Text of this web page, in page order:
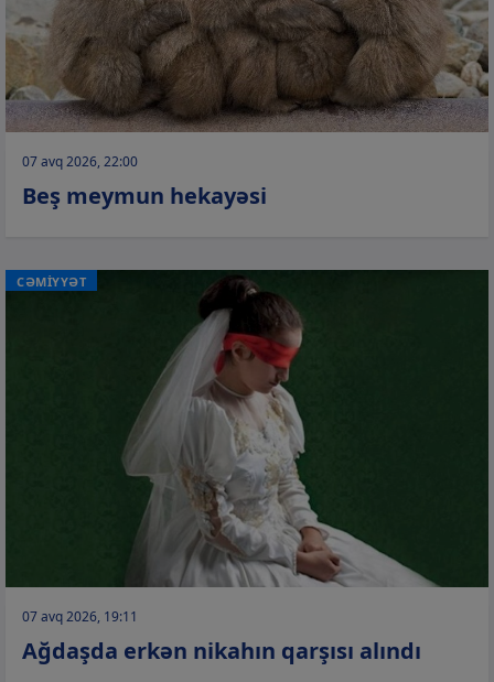
07 avq 2026, 22:00
Beş meymun hekayəsi
CƏMİYYƏT
07 avq 2026, 19:11
Ağdaşda erkən nikahın qarşısı alındı